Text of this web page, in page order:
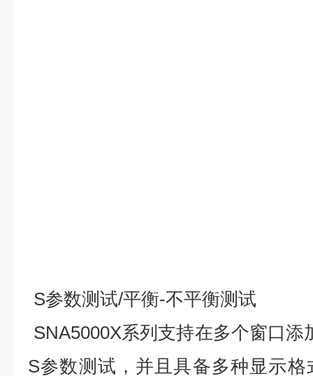
S参数测试/平衡-不平衡测试
SNA5000X系列支持在多个窗口
S参数测试，并且具备多种显示格